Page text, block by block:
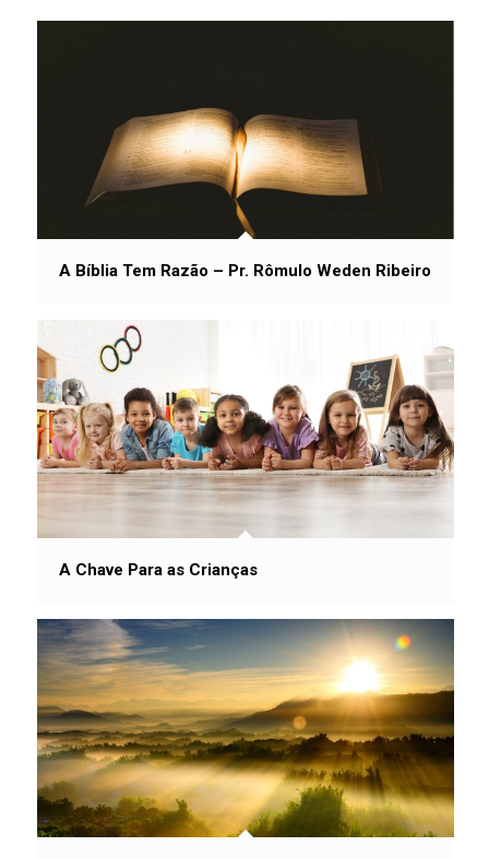
A Bíblia Tem Razão – Pr. Rômulo Weden Ribeiro
A Chave Para as Crianças